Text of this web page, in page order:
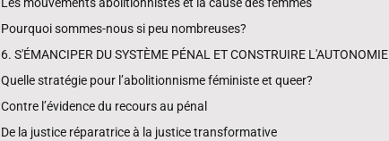
Pourquoi sommes-nous si peu nombreuses?
6. S'ÉMANCIPER DU SYSTÈME PÉNAL ET CONSTRUIRE L'AUTONOMIE
Quelle stratégie pour l’abolitionnisme féministe et queer?
Contre l’évidence du recours au pénal
De la justice réparatrice à la justice transformative